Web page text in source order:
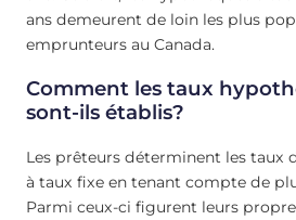
ans demeurent de loin les plus
emprunteurs au Canada.
Comment les taux
sont-ils établis?
Les prêteurs déterminent les taux
à taux fixe en tenant compte de
Parmi ceux-ci figurent leurs